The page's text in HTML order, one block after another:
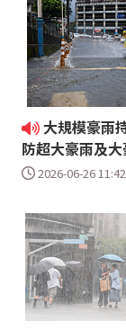
大規模豪雨
防超大豪雨及
2026-06-26 11:42